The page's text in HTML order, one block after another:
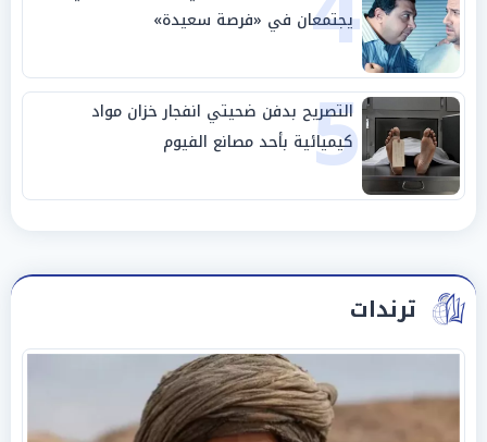
يجتمعان في «فرصة سعيدة»
5
التصريح بدفن ضحيتي انفجار خزان مواد
كيميائية بأحد مصانع الفيوم
ترندات